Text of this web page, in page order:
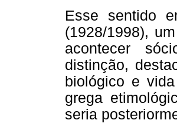
Esse sentido
(1928/1998),
acontecer
distinção,
biológico e
grega
seria